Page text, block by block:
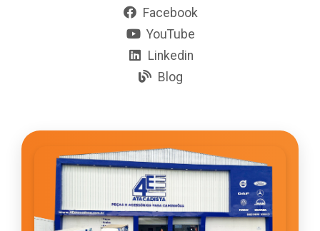
Facebook
YouTube
Linkedin
Blog